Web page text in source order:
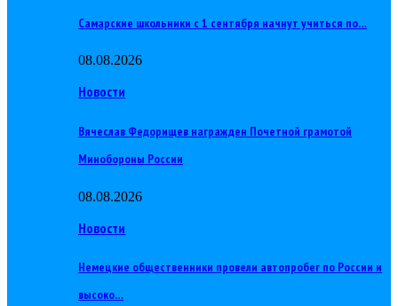
Самарские школьники с 1 сентября начнут учиться по…
08.08.2026
Новости
Вячеслав Федорищев награжден Почетной грамотой
Минобороны России
08.08.2026
Новости
Немецкие общественники провели автопробег по России и
высоко…